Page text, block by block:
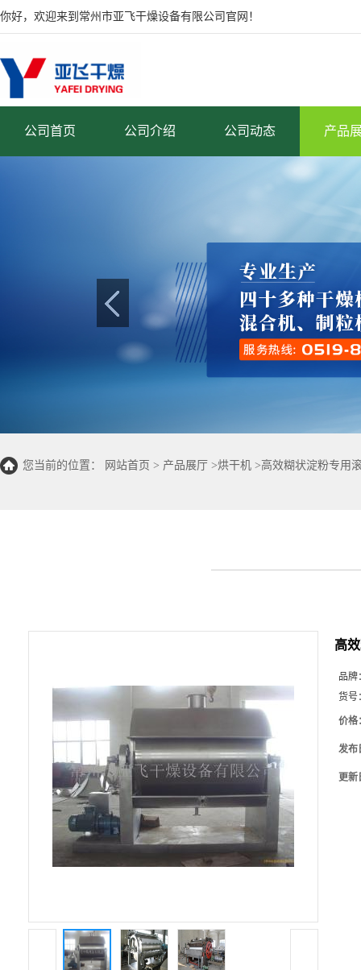
你好，欢迎来到常州市亚飞干燥设备有限公司官网！
公司首页 公司介绍 公司动态 产品
您当前的位置： 网站首页 > 产品展厅 >烘干机 >高效糊状淀粉专用
高
品牌
货号
价格
发布
更新